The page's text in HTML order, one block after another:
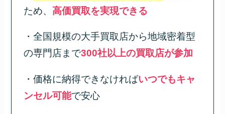
ため、 高価買取を実現できる
・全国規模の大手買取店から地域密着型
の専門店まで300社以上の買取店が参加
・価格に納得できなければいつでもキャ
ンセル可能で安心